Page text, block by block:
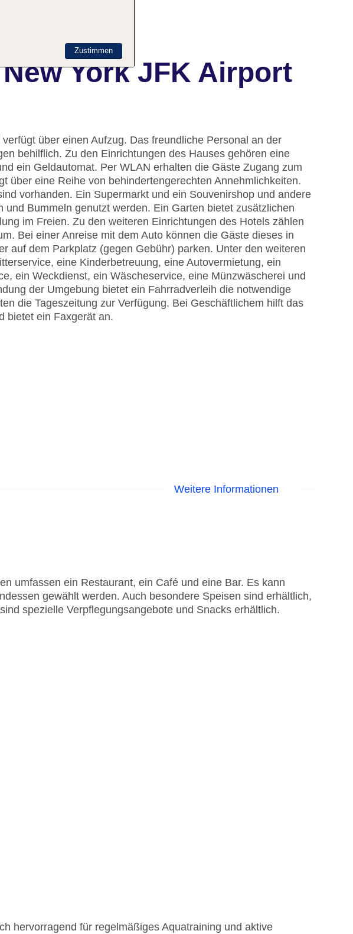
York JFK Airport
über einen Aufzug. Das freundliche Personal an der
behilflich. Zu den Einrichtungen des Hauses gehören eine
ein Geldautomat. Per WLAN erhalten die Gäste Zugang zum
über eine Reihe von behindertengerechten Annehmlichkeiten.
vorhanden. Ein Supermarkt und ein Souvenirshop und andere
und Bummeln genutzt werden. Ein Garten bietet zusätzlichen
im Freien. Zu den weiteren Einrichtungen des Hotels zählen
Bei einer Anreise mit dem Auto können die Gäste dieses in
auf dem Parkplatz (gegen Gebühr) parken. Unter den weiteren
eine Kinderbetreuung, eine Autovermietung, ein
ein Weckdienst, ein Wäscheservice, eine Münzwäscherei und
der Umgebung bietet ein Fahrradverleih die notwendige
die Tageszeitung zur Verfügung. Bei Geschäftlichem hilft das
bietet ein Faxgerät an.
Mastercard, Visa
Weitere Informationen
umfassen ein Restaurant, ein Café und eine Bar. Es kann
gewählt werden. Auch besondere Speisen sind erhältlich,
spezielle Verpflegungsangebote und Snacks erhältlich.
hervorragend für regelmäßiges Aquatraining und aktive
Zustimmen